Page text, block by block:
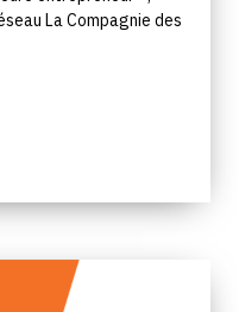
La Compagnie des